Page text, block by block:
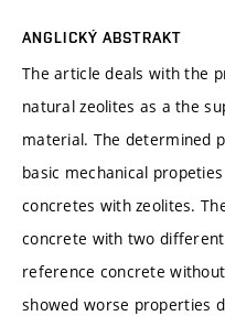
ANGLICKÝ ABSTRAKT
The article deals with the
natural zeolites as a the
material. The determined
basic mechanical
concretes with zeolites.
concrete with two
reference concrete
showed worse properties